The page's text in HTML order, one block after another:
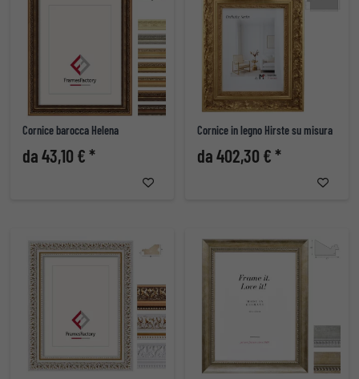
Cornice barocca Helena
da 43,10 € *
Cornice in legno Hirste su misura
da 402,30 € *